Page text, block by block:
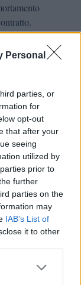
Personal
parties, or
for
opt-out
that after your
seeing
utilized by
prior to
further
parties on the
may
IAB’s List of
it to other
more Google
prestito,
il loro impatto
contratto
4 lordi.
dopo due anni
8. –
su
5 lordi.
aiutano a
l’impatto reale